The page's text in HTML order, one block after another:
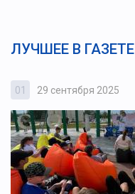
ЛУЧШЕЕ В ГАЗЕТЕ
01 29 сентября 2025